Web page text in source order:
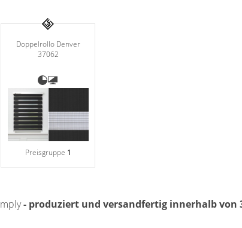
Doppelrollo Denver
37062
Preisgruppe 1
- produziert und versandfertig innerhalb von